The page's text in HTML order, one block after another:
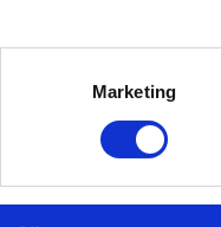
Marketing